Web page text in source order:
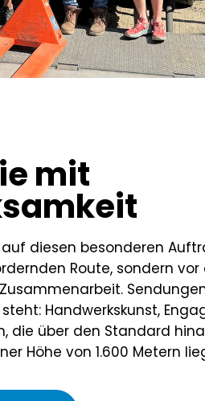
mit
diesen besonderen
Route, sondern
Handwerkskunst,
die über den Standard
Höhe von 1.600 Metern